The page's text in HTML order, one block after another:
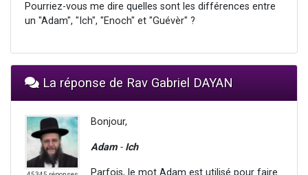
Pourriez-vous me dire quelles sont les différences entre
un "Adam", "Ich", "Enoch" et "Guévèr" ?
La réponse de Rav Gabriel DAYAN
Bonjour,
Adam - Ich